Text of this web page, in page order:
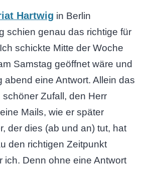
Hartwig in Berlin
schien genau das richtige für
schickte Mitte der Woche
Samstag geöffnet wäre und
abend eine Antwort. Allein das
Zufall, den Herr
Mails, wie er später
der dies (ab und an) tut, hat
den richtigen Zeitpunkt
ich. Denn ohne eine Antwort